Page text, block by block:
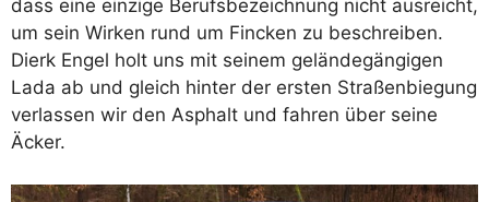
dass eine einzige Berufsbezeichnung nicht ausreicht,
um sein Wirken rund um Fincken zu beschreiben.
Dierk Engel holt uns mit seinem geländegängigen
Lada ab und gleich hinter der ersten Straßenbiegung
verlassen wir den Asphalt und fahren über seine
Äcker.